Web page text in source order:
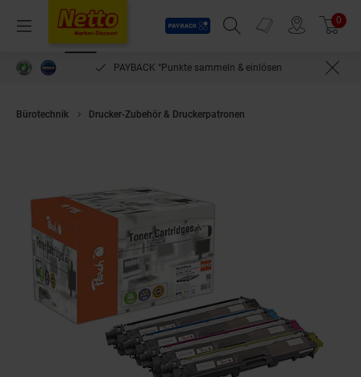
Menü
Payback
Suchfeld einblenden
Prospekte 0
PAYBACK °Punkte sammeln & einlösen
Bürotechnik Drucker-Zubehör & Druckerpatronen